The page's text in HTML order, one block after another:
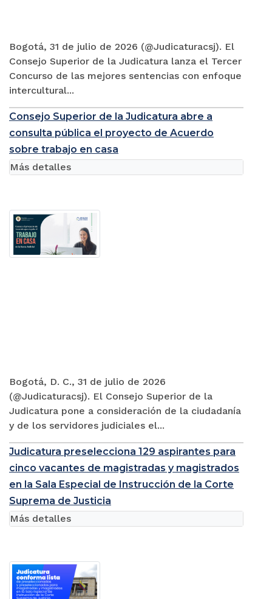
Bogotá, 31 de julio de 2026 (@Judicaturacsj). El
Consejo Superior de la Judicatura lanza el Tercer
Concurso de las mejores sentencias con enfoque
intercultural...
Consejo Superior de la Judicatura abre a
consulta pública el proyecto de Acuerdo
sobre trabajo en casa
Bogotá, D. C., 31 de julio de 2026
(@Judicaturacsj). El Consejo Superior de la
Judicatura pone a consideración de la ciudadanía
y de los servidores judiciales el...
Más detalles
Judicatura preselecciona 129 aspirantes para
cinco vacantes de magistradas y magistrados
en la Sala Especial de Instrucción de la Corte
Suprema de Justicia
Más detalles